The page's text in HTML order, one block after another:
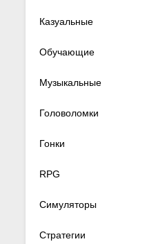
Казуальные
Обучающие
Музыкальные
Головоломки
Гонки
RPG
Симуляторы
Стратегии